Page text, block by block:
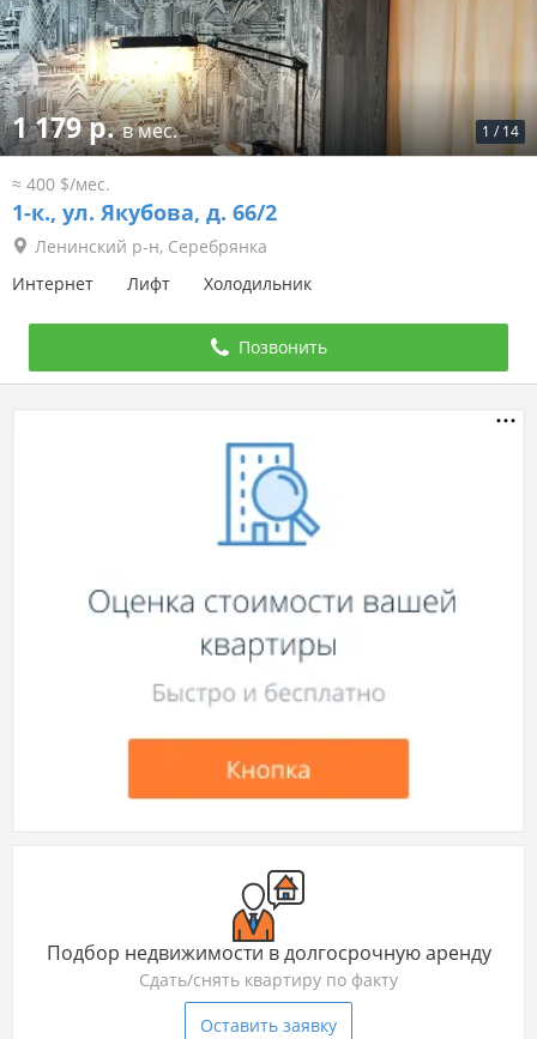
1 / 14
1 179 р.в мес.
≈ 400 $/мес.
1-к., ул. Якубова, д. 66/2
Ленинский р-н, Серебрянка
Интернет
Лифт Холодильник
Позвонить
Подбор недвижимости в долгосрочную аренду
Сдать/снять квартиру по факту
Оставить заявку